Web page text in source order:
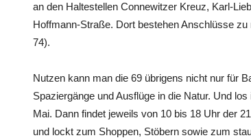
an den Haltestellen Connewitzer Kreuz, Karl-
Hoffmann-Straße. Dort bestehen Anschlüsse
74).
Nutzen kann man die 69 übrigens nicht nur für
Spaziergänge und Ausflüge in die Natur. Und
Mai. Dann findet jeweils von 10 bis 18 Uhr der
und lockt zum Shoppen, Stöbern sowie zum